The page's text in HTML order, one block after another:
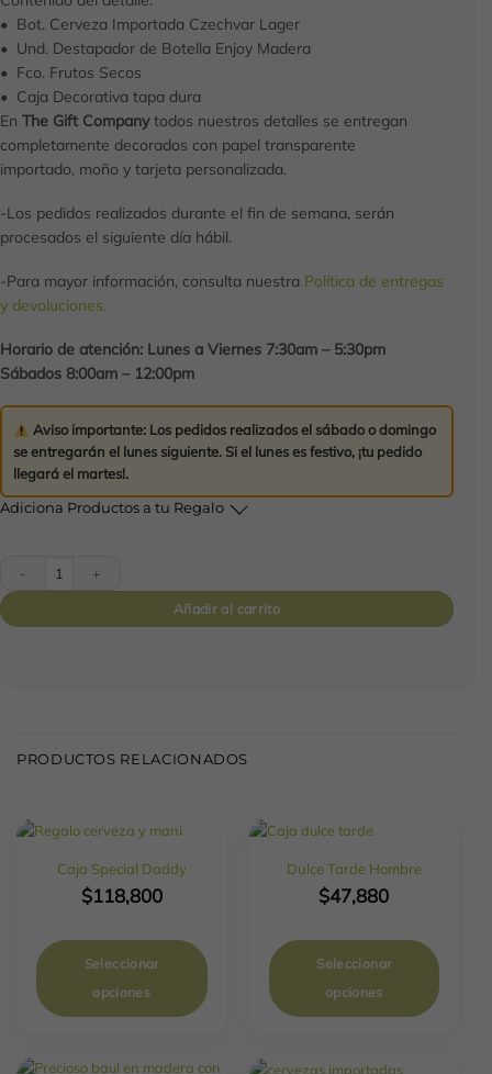
• Bot. Cerveza Importada Czechvar Lager
• Und. Destapador de Botella Enjoy Madera
• Fco. Frutos Secos
• Caja Decorativa tapa dura
En The Gift Companytodos nuestros detalles se entregan
completamente decorados con papel transparente
importado, moño y tarjeta personalizada.
-Los pedidos realizados durante el fin de semana, serán
procesados el siguiente día hábil.
-Para mayor información, consulta nuestra Política de entregas
y devoluciones.
Horario de atención: Lunes a Viernes 7:30am – 5:30pm
Sábados 8:00am – 12:00pm
Aviso importante:Los pedidos realizados el sábado o domingo
se entregarán el lunes siguiente. Si el lunes es festivo, ¡tu pedido
llegará el martes!.
Adiciona Productos a tu Regalo
Añadir al carrito
PRODUCTOS RELACIONADOS
Caja Special Daddy
$118,800
Seleccionar
opciones
Dulce Tarde Hombre
$47,880
Seleccionar
opciones